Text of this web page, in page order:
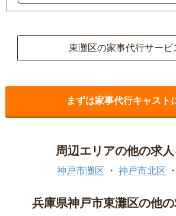
東灘区の家事代行サービ
まずは家事代行キャスト
周辺エリアの他の求
神戸市灘区 神戸市北区
兵庫県神戸市東灘区の他